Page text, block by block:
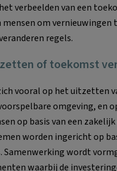
verbeelden van een
om vernieuwingen
regels.
of toekomst
vooral op het uitzetten
omgeving, en
op basis van een
worden ingericht op
Samenwerking wordt
waarbij de